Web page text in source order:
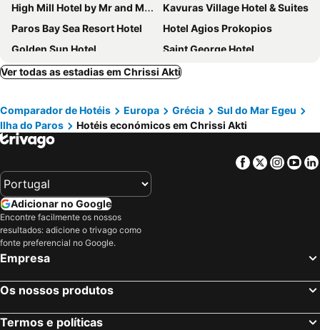
High Mill Hotel by Mr and Mrs White
Kavuras Village Hotel & Suites
Paros Bay Sea Resort Hotel
Hotel Agios Prokopios
Golden Sun Hotel
Saint George Hotel
Roses Beach Hotel
San Antonio Summer House Paros by GHH
Narges Hotel
Eri Hotel
Poseidon of Paros Hotel & Spa
Mr & Mrs White Paros
Afrodite Boutique Hotel
Aegean Palace
Plaza Beach Hotel
Polos Hotel Paros by GHH
Summer Shades Hotel
Naxos Magic Village
Naoussa Hotel Paros by Booking Kottas
The Key
Paridian Elegant Living
Anna Platanou Suites
Ver todas as estadias em Chrissi Akti
Comparador de Hotéis Europa Grécia
Sul do Mar Egeu
Ilha do Paros
Hotéis económicos em Chrissi Akti
Facebook
Twitter
Adicionar no Google
Encontre facilmente os nossos
resultados: adicione o trivago como
fonte preferencial no Google.
Empresa
Os nossos produtos
Termos e políticas